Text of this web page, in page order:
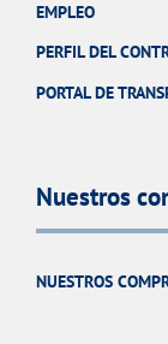
EMPLEO
PERFIL DEL
PORTAL DE
Nuestros
NUESTROS